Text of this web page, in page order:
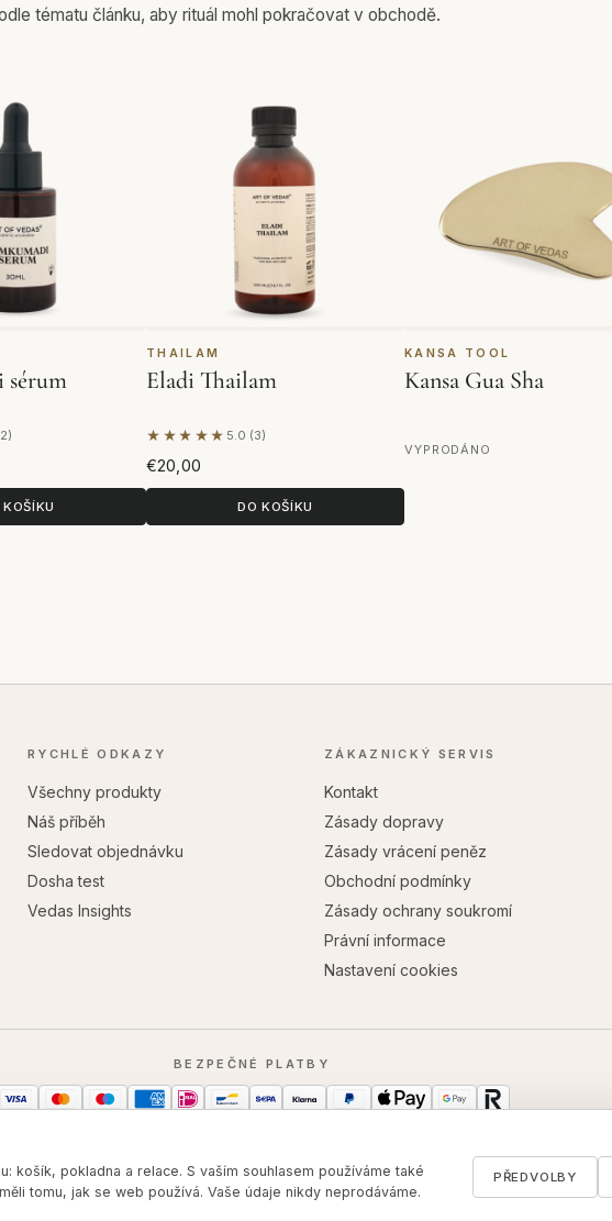
tématu článku, aby rituál mohl pokračovat v obchodě.
sérum
hodnocení
KOŠÍKU
THAILAM
Eladi Thailam
★★★★★ 5.0 (3)
Na základě 3 hodnocení
€20,00
DO KOŠÍKU
KANSA TOOL
Kansa Gua Sha
VYPRODÁNO
RYCHLÉ ODKAZY
Všechny produkty
Náš příběh
Sledovat objednávku
Dosha test
Vedas Insights
ZÁKAZNICKÝ SERVIS
Kontakt
Zásady dopravy
Zásady vrácení peněz
Obchodní podmínky
Zásady ochrany soukromí
Právní informace
Nastavení cookies
BEZPEČNÉ PLATBY
košík, pokladna a relace. S vaším souhlasem používáme také
tomu, jak se web používá. Vaše údaje nikdy neprodáváme.
PŘEDVOLBY